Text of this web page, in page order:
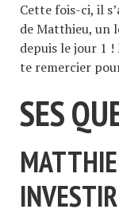
Cette fois-ci, il
de Matthieu, un
depuis le jour 1 !
te remercier
SES